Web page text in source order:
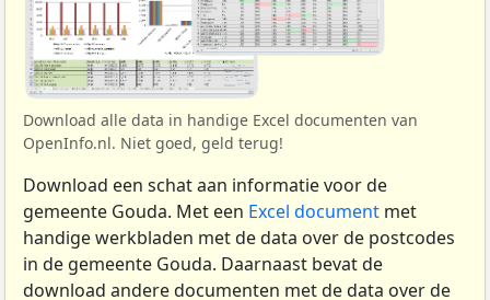
Download alle data in handige Excel documenten van
OpenInfo.nl. Niet goed, geld terug!
Download een schat aan informatie voor de
gemeente Gouda. Met een Excel document met
handige werkbladen met de data over de postcodes
in de gemeente Gouda. Daarnaast bevat de
download andere documenten met de data over de